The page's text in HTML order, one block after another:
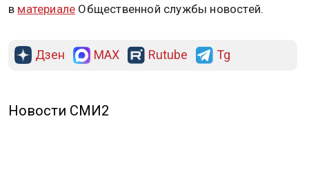
в материале Общественной службы новостей.
Дзен MAX Rutube Tg
Новости СМИ2